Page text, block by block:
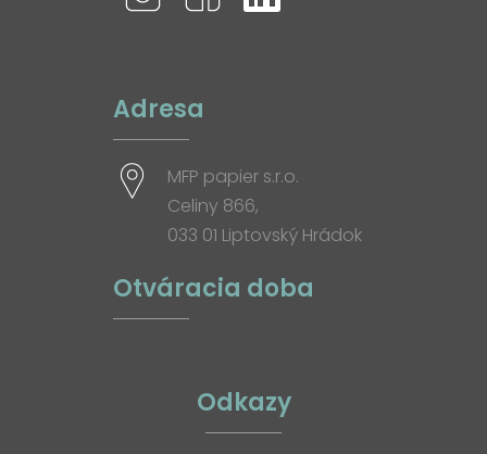
Adresa
MFP papier s.r.o.
Celiny 866,
033 01 Liptovský Hrádok
Otváracia doba
Odkazy